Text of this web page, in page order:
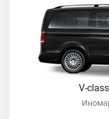
V-class